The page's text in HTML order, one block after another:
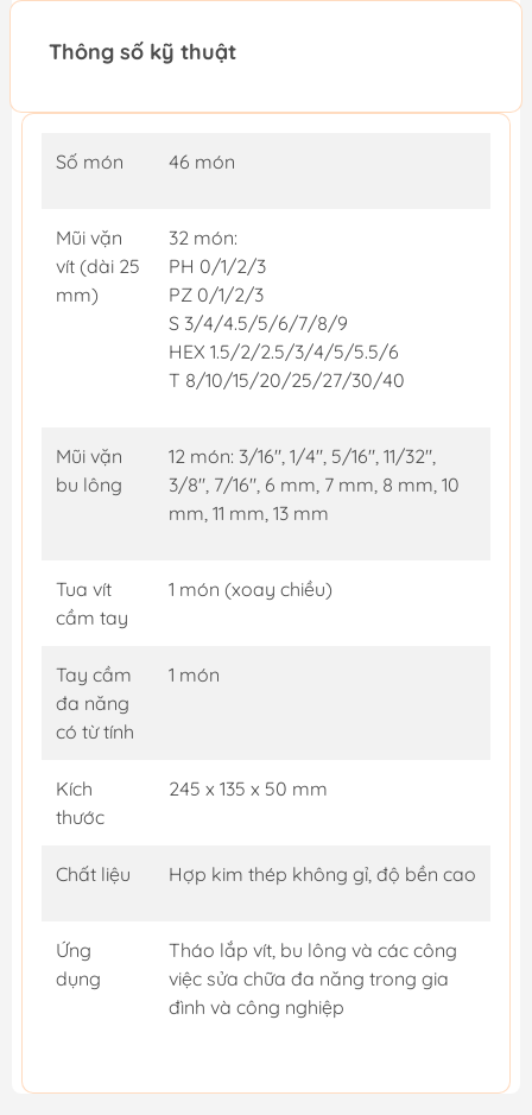
Thông số kỹ thuật
Số món 46 món
Mũi vặn
vít (dài 25
mm)
32 món:
PH 0/1/2/3
PZ 0/1/2/3
S 3/4/4.5/5/6/7/8/9
HEX 1.5/2/2.5/3/4/5/5.5/6
T 8/10/15/20/25/27/30/40
Mũi vặn
bu lông
12 món: 3/16", 1/4", 5/16", 11/32",
3/8", 7/16", 6 mm, 7 mm, 8 mm, 10
mm, 11 mm, 13 mm
Tua vít
cầm tay
1 món (xoay chiều)
Tay cầm
đa năng
có từ tính
1 món
Kích
thước
245 x 135 x 50 mm
Chất liệu Hợp kim thép không gỉ, độ bền cao
Ứng
dụng
Tháo lắp vít, bu lông và các công
việc sửa chữa đa năng trong gia
đình và công nghiệp